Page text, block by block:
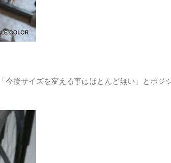
後サイズを変える事はほとんど無い」とポジ